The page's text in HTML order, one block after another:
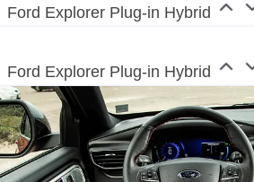
Ford Explorer Plug-in Hybrid
Ford Explorer Plug-in Hybrid